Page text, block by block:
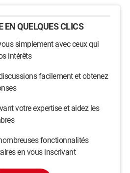
EN QUELQUES CLICS
simplement avec ceux qui
intérêts
facilement et obtenez
votre expertise et aidez les
fonctionnalités
en vous inscrivant